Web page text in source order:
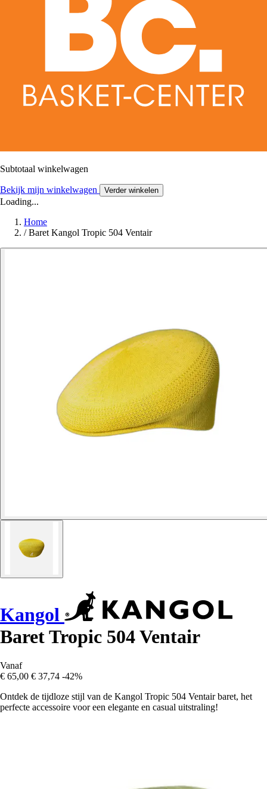
Subtotaal winkelwagen
Bekijk mijn winkelwagen Verder winkelen
Loading...
Home
/ Baret Kangol Tropic 504 Ventair
Kangol
Baret Tropic 504 Ventair
Vanaf
€ 65,00 € 37,74 -42%
Ontdek de tijdloze stijl van de Kangol Tropic 504 Ventair baret, het
perfecte accessoire voor een elegante en casual uitstraling!